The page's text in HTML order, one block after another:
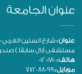
عنوان الجامعة
عنوان :شارع الستين
مستشفى آزال سابقًا ) صندوق
هاتف :
موبايل :